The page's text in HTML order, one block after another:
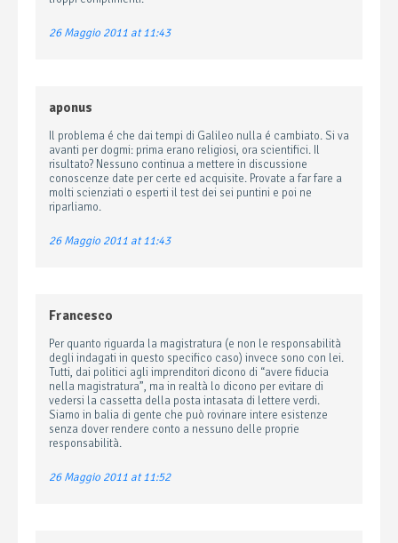
26 Maggio 2011 at 11:43
aponus
Il problema é che dai tempi di Galileo nulla é cambiato. Si va
avanti per dogmi: prima erano religiosi, ora scientifici. Il
risultato? Nessuno continua a mettere in discussione
conoscenze date per certe ed acquisite. Provate a far fare a
molti scienziati o esperti il test dei sei puntini e poi ne
riparliamo.
26 Maggio 2011 at 11:43
Francesco
Per quanto riguarda la magistratura (e non le responsabilità
degli indagati in questo specifico caso) invece sono con lei.
Tutti, dai politici agli imprenditori dicono di “avere fiducia
nella magistratura”, ma in realtà lo dicono per evitare di
vedersi la cassetta della posta intasata di lettere verdi.
Siamo in balia di gente che può rovinare intere esistenze
senza dover rendere conto a nessuno delle proprie
responsabilità.
26 Maggio 2011 at 11:52